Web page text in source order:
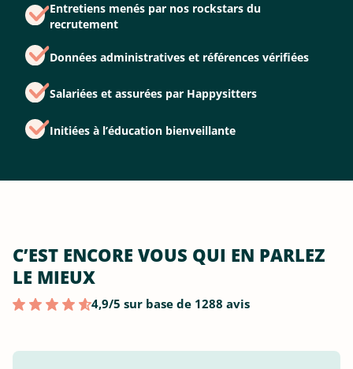
Entretiens menés par nos rockstars du
recrutement
Données administratives et références vérifiées
Salariées et assurées par Happysitters
Initiées à l’éducation bienveillante
C’EST ENCORE VOUS QUI EN PARLEZ
LE MIEUX
4,9/5 sur base de 1288 avis